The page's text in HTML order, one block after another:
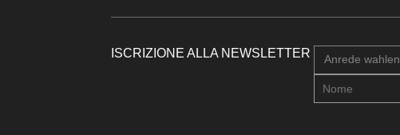
ISCRIZIONE ALLA NEWSLETTER Anrede wahlen